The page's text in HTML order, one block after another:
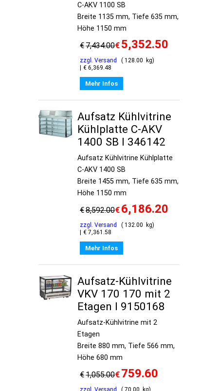
C-AKV 1100 SB
Breite 1135 mm, Tiefe 635 mm,
Höhe 1150 mm
€7,434.00€ 5,352.50
zzgl. Versand 128.00
kg
€ 6,369.48
Mehr Infos
Aufsatz Kühlvitrine
Kühlplatte C-AKV
1400 SB I 346142
Aufsatz Kühlvitrine Kühlplatte
C-AKV 1400 SB
Breite 1455 mm, Tiefe 635 mm,
Höhe 1150 mm
€8,592.00€ 6,186.20
zzgl. Versand 132.00
kg
€ 7,361.58
Mehr Infos
Aufsatz-Kühlvitrine
VKV 170 170 mit 2
Etagen I 9150168
Aufsatz-Kühlvitrine mit 2
Etagen
Breite 880 mm, Tiefe 566 mm,
Höhe 680 mm
€1,055.00€ 759.60
zzgl. Versand 70.00 kg